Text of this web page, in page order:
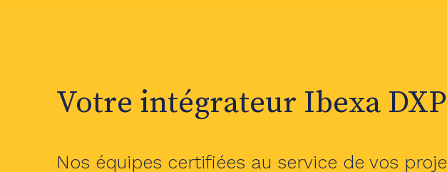
Votre intégrateur Ibexa DXP
Nos équipes certifiées au service de vos